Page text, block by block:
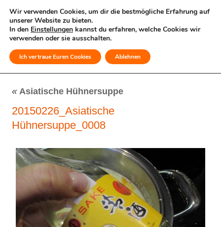
MENÜ
« Asiatische Hühnersuppe
20150226_Asiatische
Hühnersuppe_0008
Wir verwenden Cookies, um dir die bestmögliche Erfahrung auf
unserer Website zu bieten.
In den Einstellungen kannst du erfahren, welche Cookies wir
verwenden oder sie ausschalten.
Ich vertraue Euren Cookies Ablehnen